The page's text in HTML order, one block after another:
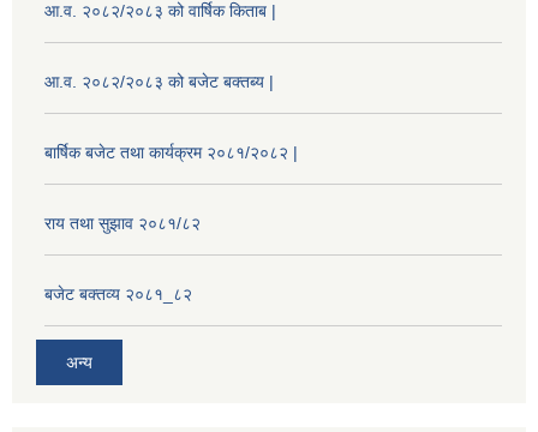
आ.व. २०८२/२०८३ को वार्षिक किताब |
आ.व. २०८२/२०८३ को बजेट बक्तब्य |
बार्षिक बजेट तथा कार्यक्रम २०८१/२०८२ |
राय तथा सुझाव २०८१/८२
बजेट बक्तव्य २०८१_८२
अन्य